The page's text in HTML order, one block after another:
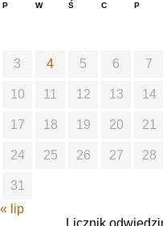
P W Ś C P
3 4 5 6 7
10 11 12 13 14
17 18 19 20 21
24 25 26 27 28
31
« lip